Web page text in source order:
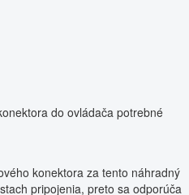
do ovládača potrebné
konektora za tento náhradný
pripojenia, preto sa odporúča